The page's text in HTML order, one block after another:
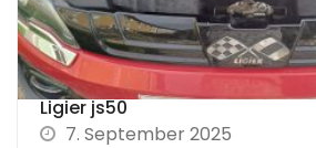
Ligier js50
7. September 2025